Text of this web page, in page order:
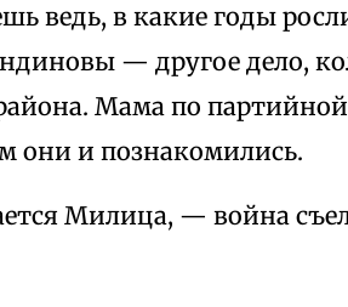
ведь, в какие годы
— другое дело,
Мама по
они и познакомились.
Милица, — война